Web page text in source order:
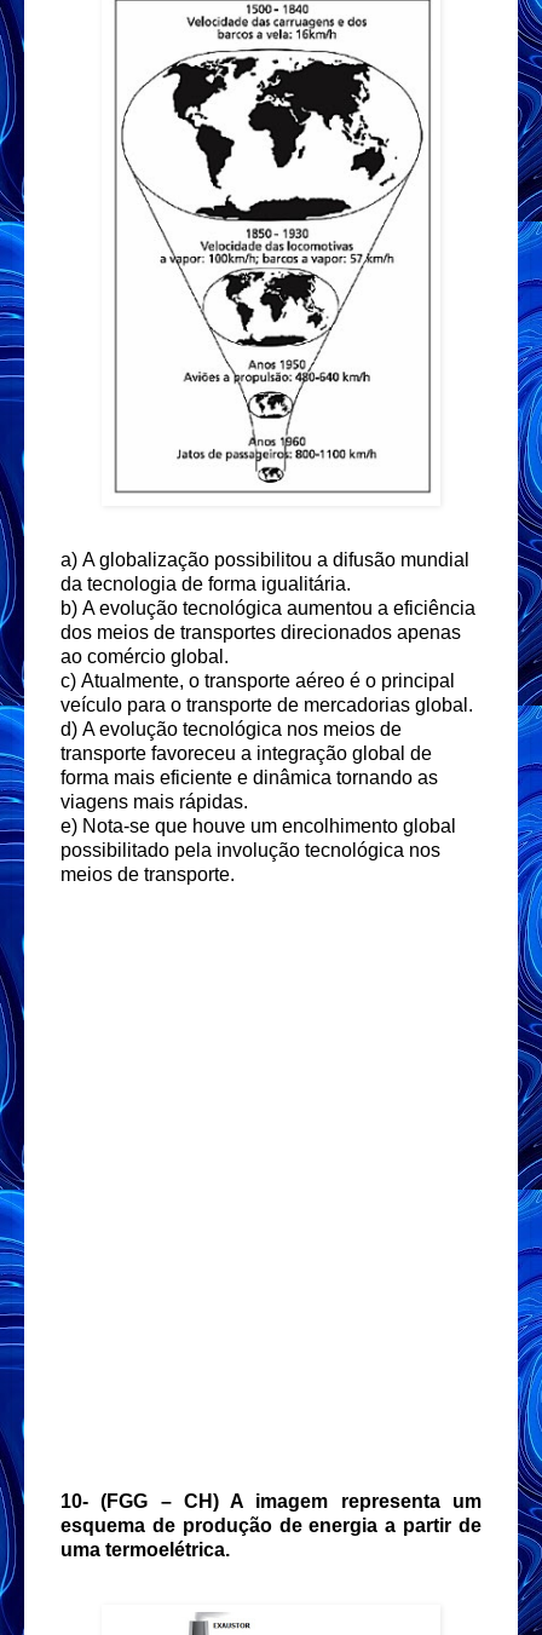
a) A globalização possibilitou a difusão mundial
da tecnologia de forma igualitária.
b) A evolução tecnológica aumentou a eficiência
dos meios de transportes direcionados apenas
ao comércio global.
c) Atualmente, o transporte aéreo é o principal
veículo para o transporte de mercadorias global.
d) A evolução tecnológica nos meios de
transporte favoreceu a integração global de
forma mais eficiente e dinâmica tornando as
viagens mais rápidas.
e) Nota-se que houve um encolhimento global
possibilitado pela involução tecnológica nos
meios de transporte.
10-(FGG – CH) A imagem representa um
esquema de produção de energia a partir de
uma termoelétrica.